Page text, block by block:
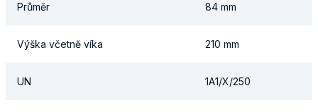
Průměr 84 mm
Výška včetně víka 210 mm
UN 1A1/X/250